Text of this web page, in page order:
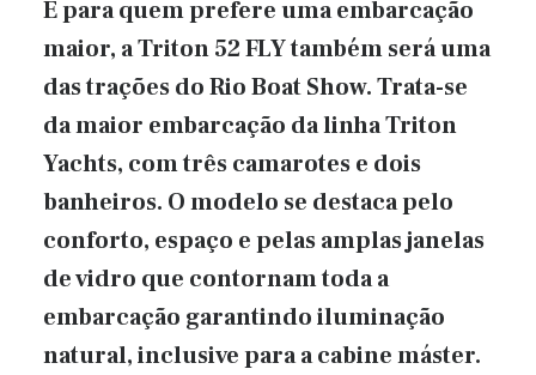
E para quem prefere uma embarcação
maior, a Triton 52 FLY também será uma
das trações do Rio Boat Show. Trata-se
da maior embarcação da linha Triton
Yachts, com três camarotes e dois
banheiros. O modelo se destaca pelo
conforto, espaço e pelas amplas janelas
de vidro que contornam toda a
embarcação garantindo iluminação
natural, inclusive para a cabine máster.